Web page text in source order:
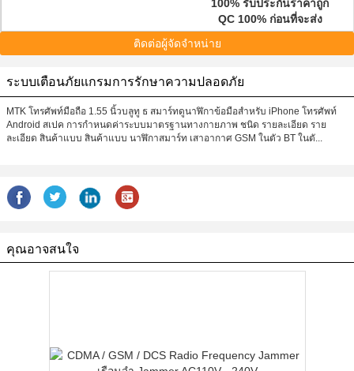
100% รับประกันราคาถูก
QC 100% ก่อนที่จะส่ง
ติดต่อผู้จัดจำหน่าย
ระบบเตือนภัยแกรมการรักษาความปลอดภัย
MTK โทรศัพท์มือถือ 1.55 นิ้วบลูทู ธ สมาร์ทดูนาฬิกาข้อมือสำหรับ iPhone โทรศัพท์
Android สเปค การกำหนดค่าระบบมาตรฐานทางกายภาพ ชนิด รายละเอียด ราย
ละเอียด สินค้าแบบ สินค้าแบบ นาฬิกาสมาร์ท เสาอากาศ GSM ในตัว BT ในตั...
คุณอาจสนใจ